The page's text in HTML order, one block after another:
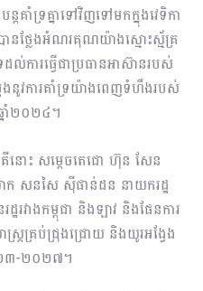
គាំទ្រគ្នាទៅវិញទៅមកក្នុងវេទិកា
នថ្លែងអំណរគុណយ៉ាងស្មោះស្ម័គ្រ
ល់ការធ្វើជាប្រធានអាស៊ានរបស់
ងនូវការគាំទ្រយ៉ាងពេញទំហឹងរបស់
នាំ២០២៤។
គីនោះ សម្តេចតេជោ ហ៊ុន សែន
ក សនសៃ ស៊ីផាន់ដន នាយករដ្ឋ
រវាងកម្ពុជា និងឡាវ និងផែនការ
ត្រ​គ្រប់ជ្រុងជ្រោយ និងយូរអង្វែង
២៣-២០២៧។